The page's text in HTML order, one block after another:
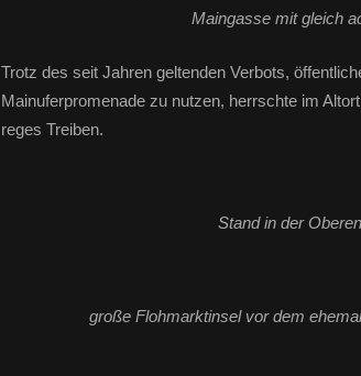
Maingasse mit gleich
Trotz des seit Jahren geltenden Verbots,
Mainuferpromenade zu nutzen, herrschte im
reges Treiben.
Stand in der
große Flohmarktinsel vor dem